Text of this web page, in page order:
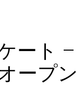
ート
ープ